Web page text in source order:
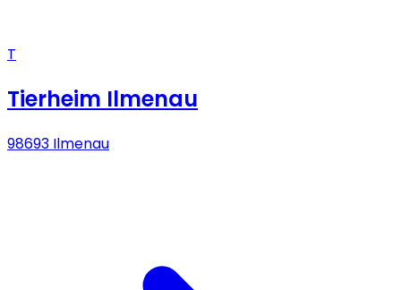
T
Tierheim Ilmenau
98693 Ilmenau